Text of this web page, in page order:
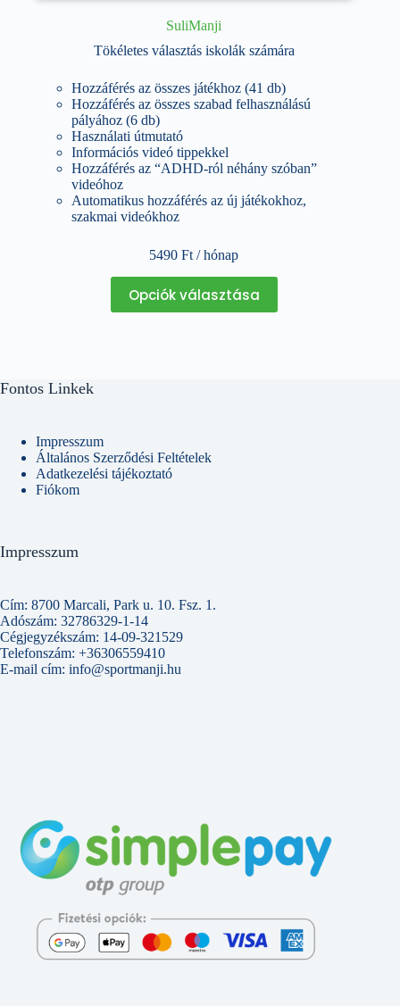
SuliManji
Tökéletes választás iskolák számára
Hozzáférés az összes játékhoz (41 db)
Hozzáférés az összes szabad felhasználású
pályához (6 db)
Használati útmutató
Információs videó tippekkel
Hozzáférés az “ADHD-ról néhány szóban”
videóhoz
Automatikus hozzáférés az új játékokhoz,
szakmai videókhoz
5490Ft / hónap
Opciók választása
Ennek
a
terméknek
ki
Fontos Linkek
Impresszum
Általános Szerződési Feltételek
Adatkezelési tájékoztató
Fiókom
Impresszum
Cím: 8700 Marcali, Park u. 10. Fsz. 1.
Adószám: 32786329-1-14
Cégjegyzékszám: 14-09-321529
Telefonszám: +36306559410
E-mail cím: info@sportmanji.hu